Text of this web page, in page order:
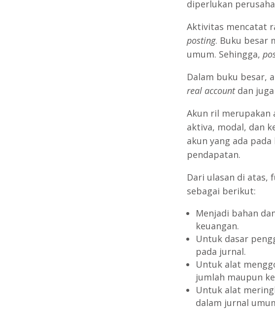
diperlukan
Aktivitas mencatat
posting. Buku besar
umum. Sehingga,
Dalam buku besar,
real accountdan juga
Akun ril merupakan
aktiva, modal, dan
akun yang ada
pendapatan.
Dari ulasan di atas,
sebagai berikut:
Menjadi bahan
keuangan.
Untuk dasar
pada jurnal.
Untuk alat
jumlah maupun
Untuk alat
dalam jurnal